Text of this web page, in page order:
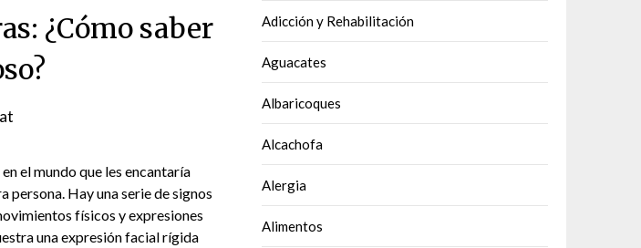
¿Cómo saber
el mundo que les encantaría
persona. Hay una serie de signos
físicos y expresiones
una expresión facial rígida
Adicción y Rehabilitación
Aguacates
Albaricoques
Alcachofa
Alergia
Alimentos